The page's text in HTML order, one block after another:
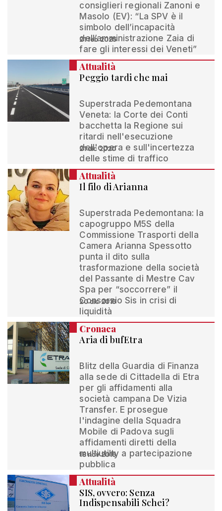
consiglieri regionali Zanoni e
Masolo (EV): “La SPV è il
simbolo dell’incapacità
dell’amministrazione Zaia di
fare gli interessi dei Veneti”
21 feb 2025
Attualità
Peggio tardi che mai
Superstrada Pedemontana
Veneta: la Corte dei Conti
bacchetta la Regione sui
ritardi nell'esecuzione
dell'opera e sull'incertezza
delle stime di traffico
21 dic 2020
Attualità
Il filo di Arianna
Superstrada Pedemontana: la
capogruppo M5S della
Commissione Trasporti della
Camera Arianna Spessotto
punta il dito sulla
trasformazione della società
del Passante di Mestre Cav
Spa per “soccorrere” il
Consorzio Sis in crisi di
liquidità
20 dic 2016
Cronaca
Aria di bufEtra
Blitz della Guardia di Finanza
alla sede di Cittadella di Etra
per gli affidamenti alla
società campana De Vizia
Transfer. E prosegue
l'indagine della Squadra
Mobile di Padova sugli
affidamenti diretti della
multiutilty a partecipazione
pubblica
18 nov 2016
Attualità
SIS, ovvero: Senza
Indispensabili Schei?